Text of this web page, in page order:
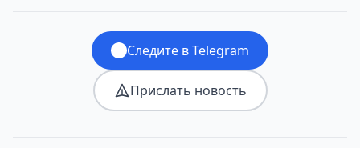
Следите в Telegram
Прислать новость